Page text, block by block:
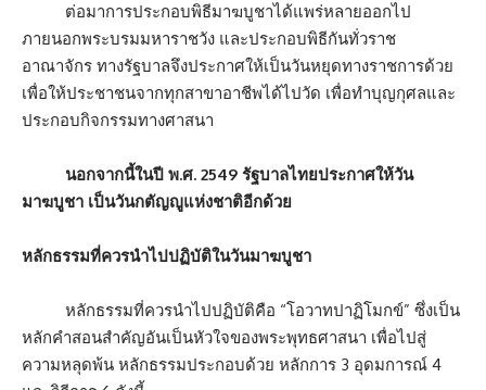
ต่อมาการประกอบพิธีมาฆบูชาได้แพร่หลายออกไป
ภายนอกพระบรมมหาราชวัง และประกอบพิธีกันทั่วราช
อาณาจักร ทางรัฐบาลจึงประกาศให้เป็นวันหยุดทางราชการด้วย
เพื่อให้ประชาชนจากทุกสาขาอาชีพได้ไปวัด เพื่อทำบุญกุศลและ
ประกอบกิจกรรมทางศาสนา
นอกจากนี้ในปี พ.ศ. 2549 รัฐบาลไทยประกาศให้วัน
มาฆบูชา เป็นวันกตัญญูแห่งชาติอีกด้วย
หลักธรรมที่ควรนำไปปฏิบัติในวันมาฆบูชา
หลักธรรมที่ควรนำไปปฏิบัติคือ “โอวาทปาฏิโมกข์” ซึ่งเป็น
หลักคำสอนสำคัญอันเป็นหัวใจของพระพุทธศาสนา เพื่อไปสู่
ความหลุดพ้น หลักธรรมประกอบด้วย หลักการ 3 อุดมการณ์ 4